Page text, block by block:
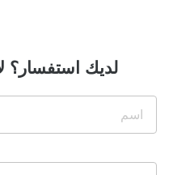
لديك استفسار؟